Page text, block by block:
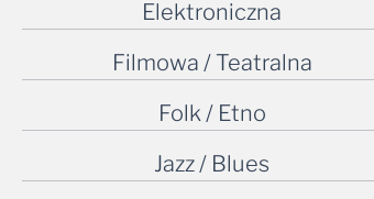
Elektroniczna
Filmowa / Teatralna
Folk / Etno
Jazz / Blues